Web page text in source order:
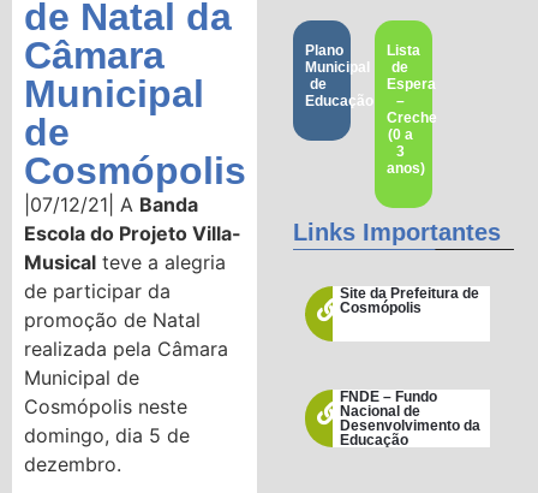
de Natal da
Câmara
Municipal
de
Cosmópolis
|07/12/21| A Banda
Escola do Projeto Villa-
Musical teve a alegria
de participar da
promoção de Natal
realizada pela Câmara
Municipal de
Cosmópolis neste
domingo, dia 5 de
dezembro.
Plano
Municipal
de
Educação
Lista
de
Espera
–
Creche
(0 a
3
anos)
Links Importantes
Site da Prefeitura de
Cosmópolis
FNDE – Fundo
Nacional de
Desenvolvimento da
Educação